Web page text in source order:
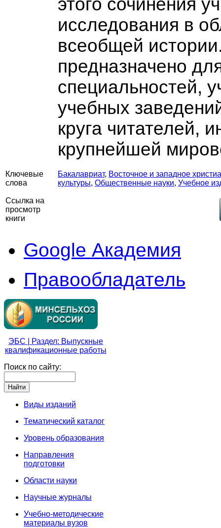
этого сочинения
исследования в
всеобщей
предназначено
специальностей,
учебных
круга читателей,
крупнейшей
Ключевые
слова
Бакалавриат, Восточное и западное
культуры, Общественные науки, Учебное
Ссылка на
просмотр
книги
Google Академия
Правообладатель
ЭБС | Раздел: Выпускные
квалификационные работы
Поиск по сайту:
Виды изданий
Тематический каталог
Уровень образования
Направления
подготовки
Области науки
Научные журналы
Учебно-методические
материалы вузов